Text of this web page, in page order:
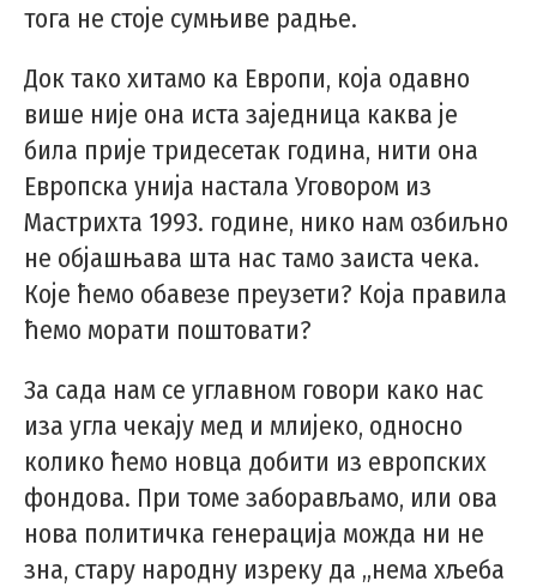
тога не стоје сумњиве радње.
Док тако хитамо ка Европи, која одавно
више није она иста заједница каква је
била прије тридесетак година, нити она
Европска унија настала Уговором из
Мастрихта 1993. године, нико нам озбиљно
не објашњава шта нас тамо заиста чека.
Које ћемо обавезе преузети? Која правила
ћемо морати поштовати?
За сада нам се углавном говори како нас
иза угла чекају мед и млијеко, односно
колико ћемо новца добити из европских
фондова. При томе заборављамо, или ова
нова политичка генерација можда ни не
зна, стару народну изреку да „нема хљеба